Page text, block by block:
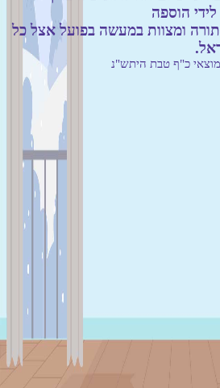
זמינה כעת במסך גדול
הוספה
תורה ומצוות במעשה בפועל אצל כל
כ"ף טבת היתש"נ